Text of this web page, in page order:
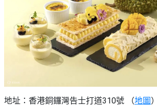
地址：香港銅鑼灣告士打道310號 （地圖）